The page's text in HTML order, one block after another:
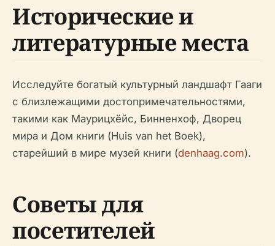
Исторические и
литературные места
Исследуйте богатый культурный ландшафт Гааги
с близлежащими достопримечательностями,
такими как Маурицхёйс, Бинненхоф, Дворец
мира и Дом книги (Huis van het Boek),
старейший в мире музей книги (denhaag.com).
Советы для
посетителей